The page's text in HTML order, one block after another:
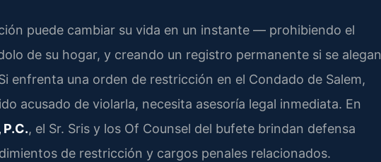
puede cambiar su vida en un instante — prohibiendo el
de su hogar, y creando un registro permanente si se alegan
enfrenta una orden de restricción en el Condado de Salem,
acusado de violarla, necesita asesoría legal inmediata. En
, el Sr. Sris y los Of Counsel del bufete brindan defensa
de restricción y cargos penales relacionados.